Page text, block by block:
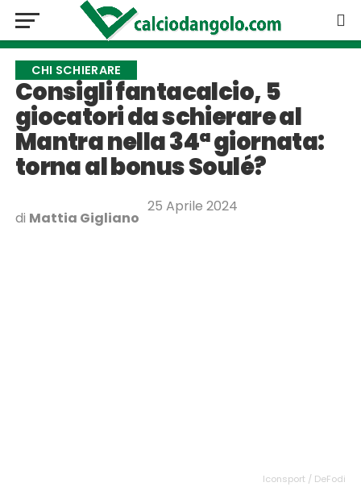
CHI SCHIERARE
Consigli fantacalcio, 5
giocatori da schierare al
Mantra nella 34ª giornata:
torna al bonus Soulé?
di Mattia Gigliano
25 Aprile 2024
Iconsport / DeFodi